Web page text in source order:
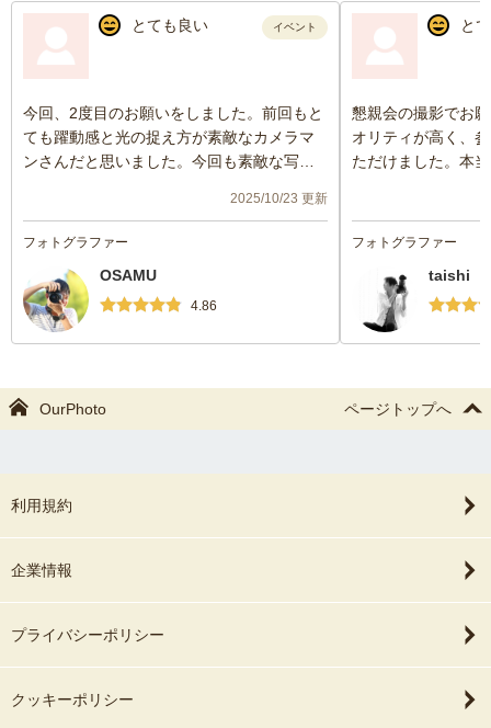
とても良い イベント
今回、2度目のお願いをしました。前回もと
ても躍動感と光の捉え方が素敵なカメラマ
ンさんだと思いました。今回も素敵な写真
2025/10/23 更新
フォトグラファー
OSAMU
4.86
と
懇親会の撮影でお
オリティが高く、
ただけました。本
フォトグラファー
taishi
OurPhoto ページトップへ
利用規約
企業情報
プライバシーポリシー
クッキーポリシー